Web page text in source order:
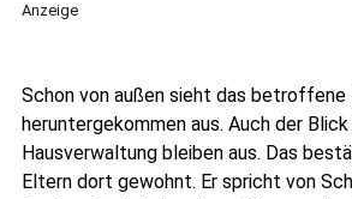
Anzeige
Schon von außen sieht das betroffene
heruntergekommen aus. Auch der
Hausverwaltung bleiben aus. Das
Eltern dort gewohnt. Er spricht von